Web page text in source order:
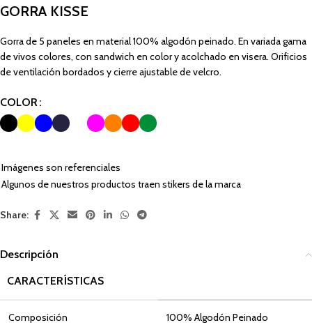
GORRA KISSE
Gorra de 5 paneles en material 100% algodón peinado. En variada gama
de vivos colores, con sandwich en color y acolchado en visera. Orificios
de ventilación bordados y cierre ajustable de velcro.
COLOR
Imágenes son referenciales
Algunos de nuestros productos traen stikers de la marca
Share:
Descripción
CARACTERÍSTICAS
Composición 100% Algodón Peinado